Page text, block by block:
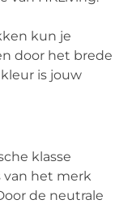
kun je
door het brede
is jouw
klasse
van het merk
de neutrale